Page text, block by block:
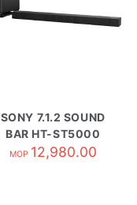
SONY 7.1.2 SOUND
BAR HT-ST5000
MOP 12,980.00